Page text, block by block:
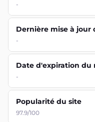
-
Dernière mise à
-
Date d'expiration du
-
Popularité du site
97.9/100